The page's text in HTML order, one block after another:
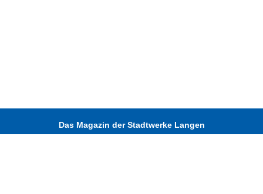
Das Magazin der Stadtwerke Langen
Startseite
Impressum
Datenschutzerklärung